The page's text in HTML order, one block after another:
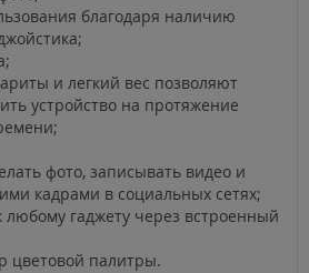
благодаря наличию
и легкий вес позволяют
устройство на протяжение
фото, записывать видео и
кадрами в социальных сетях;
гаджету через встроенный
цветовой палитры.